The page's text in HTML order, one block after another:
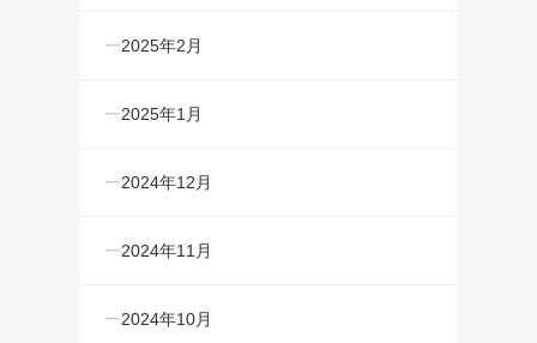
2025年2月
2025年1月
2024年12月
2024年11月
2024年10月